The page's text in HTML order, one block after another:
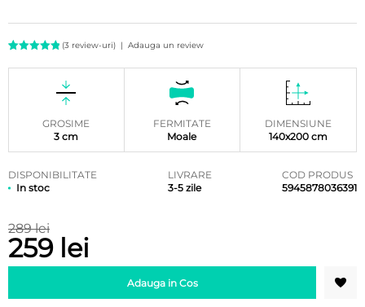
(3 review-uri) | Adauga un review
GROSIME
3 cm
FERMITATE
Moale
DIMENSIUNE
140x200 cm
DISPONIBILITATE
In stoc
LIVRARE
3-5 zile
COD PRODUS
5945878036391
289 lei
259 lei
Adauga in Cos